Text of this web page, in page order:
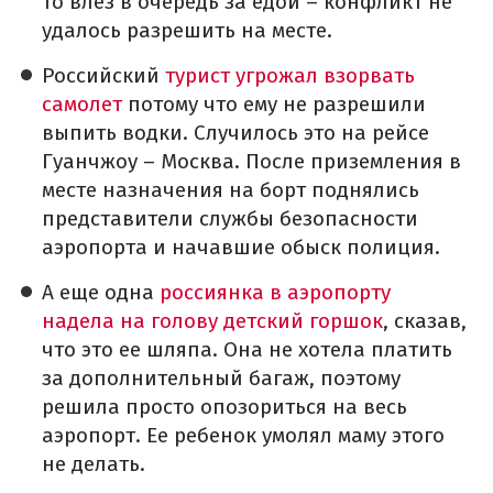
удалось разрешить на месте.
Российский турист угрожал взорвать
самолетпотому что ему не разрешили
выпить водки. Случилось это на рейсе
Гуанчжоу – Москва. После приземления в
месте назначения на борт поднялись
представители службы безопасности
аэропорта и начавшие обыск полиция.
А еще одна россиянка в аэропорту
надела на голову детский горшок, сказав,
что это ее шляпа. Она не хотела платить
за дополнительный багаж, поэтому
решила просто опозориться на весь
аэропорт. Ее ребенок умолял маму этого
не делать.